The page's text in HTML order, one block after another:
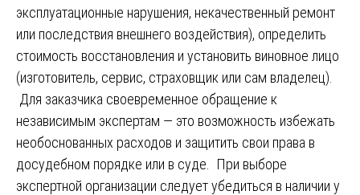
эксплуатационные нарушения, некачественный ремонт
или последствия внешнего воздействия), определить
стоимость восстановления и установить виновное лицо
(изготовитель, сервис, страховщик или сам владелец).
Для заказчика своевременное обращение к
независимым экспертам — это возможность избежать
необоснованных расходов и защитить свои права в
досудебном порядке или в суде. При выборе
экспертной организации следует убедиться в наличии у